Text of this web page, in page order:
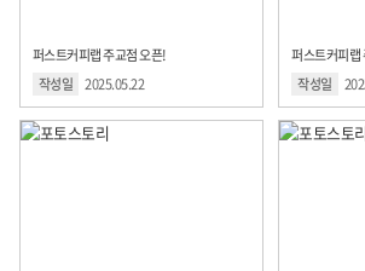
창업반
퍼스트 데일리
퍼스트커피랩 주교점 오픈!
작성일 2025.05.22
퍼스트커피랩
작성일